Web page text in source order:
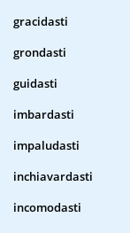
gracidasti
grondasti
guidasti
imbardasti
impaludasti
inchiavardasti
incomodasti